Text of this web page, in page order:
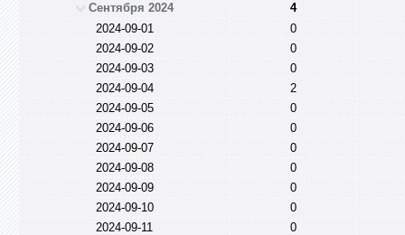
Сентября 2024
4
2024-09-01
0
2024-09-02
0
2024-09-03
0
2024-09-04
2
2024-09-05
0
2024-09-06
0
2024-09-07
0
2024-09-08
0
2024-09-09
0
2024-09-10
0
2024-09-11
0